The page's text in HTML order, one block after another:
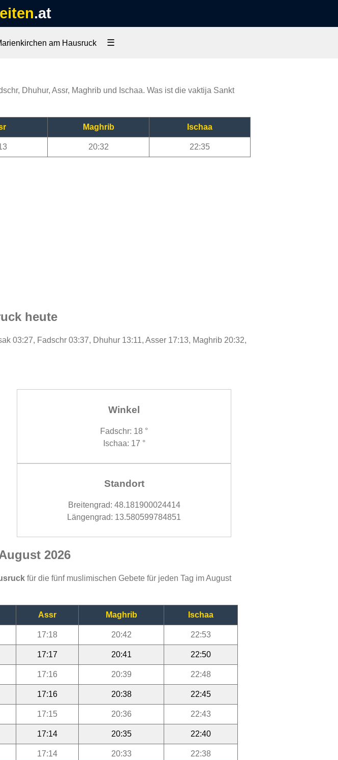
.at
am Hausruck ☰
Dhuhur, Assr, Maghrib und Ischaa. Was ist die vaktija Sankt
Maghrib Ischaa
20:32 22:35
heute
03:27, Fadschr 03:37, Dhuhur 13:11, Asser 17:13, Maghrib 20:32,
Winkel
Fadschr: 18 °
Ischaa: 17 °
Standort
Breitengrad: 48.181900024414
Längengrad: 13.580599784851
2026
für die fünf muslimischen Gebete für jeden Tag im August
Assr Maghrib Ischaa
17:18 20:42 22:53
17:17 20:41 22:50
17:16 20:39 22:48
17:16 20:38 22:45
17:15 20:36 22:43
17:14 20:35 22:40
17:14 20:33 22:38